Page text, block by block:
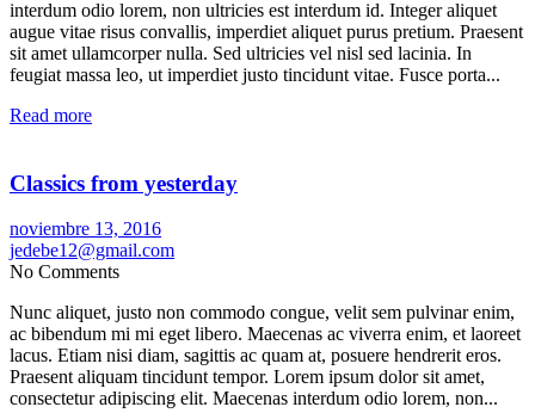
interdum odio lorem, non ultricies est interdum id. Integer aliquet
augue vitae risus convallis, imperdiet aliquet purus pretium. Praesent
sit amet ullamcorper nulla. Sed ultricies vel nisl sed lacinia. In
feugiat massa leo, ut imperdiet justo tincidunt vitae. Fusce porta...
Read more
Classics from yesterday
noviembre 13, 2016
jedebe12@gmail.com
No Comments
Nunc aliquet, justo non commodo congue, velit sem pulvinar enim,
ac bibendum mi mi eget libero. Maecenas ac viverra enim, et laoreet
lacus. Etiam nisi diam, sagittis ac quam at, posuere hendrerit eros.
Praesent aliquam tincidunt tempor. Lorem ipsum dolor sit amet,
consectetur adipiscing elit. Maecenas interdum odio lorem, non...